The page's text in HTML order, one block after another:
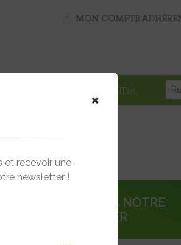
MON COMPTE
AGENDA
S'INSCRIRE À NOTRE
NEWSLETTER
×
et recevoir une
newsletter !